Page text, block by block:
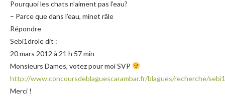
Pourquoi les chats n’aiment pas l’eau?
– Parce que dans l’eau, minet râle
Répondre
Sebi1drole dit :
20 mars 2012 à 21 h 57 min
Monsieurs Dames, votez pour moi SVP
http://www.concoursdeblaguescarambar.fr/blagues/recherche/
Merci !